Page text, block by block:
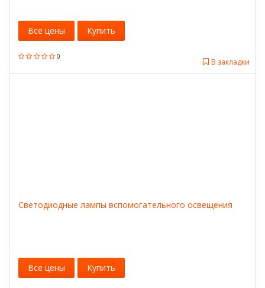
0
В закладки
Все цены Купить
Светодиодные лампы вспомогательного освещения
Все цены Купить